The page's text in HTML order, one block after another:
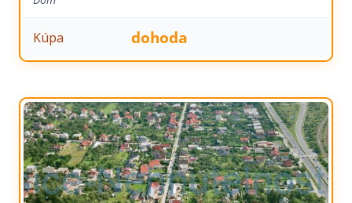
Kúpa dohoda